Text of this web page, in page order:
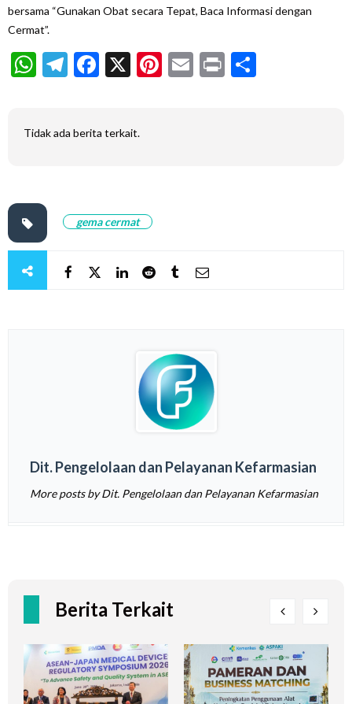
bersama “Gunakan Obat secara Tepat, Baca Informasi dengan
Cermat”.
WhatsApp
Telegram
Facebook
X Pinterest
Email
Print
Tidak ada berita terkait.
gema cermat
Dit. Pengelolaan dan Pelayanan Kefarmasian
More posts by Dit. Pengelolaan dan Pelayanan Kefarmasian
Berita Terkait